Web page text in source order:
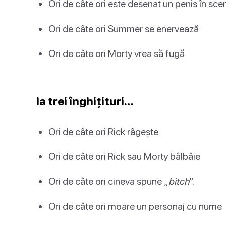
Ori de câte ori este desenat un penis în
Ori de câte ori Summer se enervează
Ori de câte ori Morty vrea să fugă
Ia trei înghițituri…
Ori de câte ori Rick râgește
Ori de câte ori Rick sau Morty bâlbâie
Ori de câte ori cineva spune „bitch”.
Ori de câte ori moare un personaj cu nume